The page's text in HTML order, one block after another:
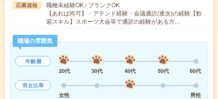
応募資格
職種未経験OK / ブランクOK
【あれば尚可】・アテンド経験・会議通訳(逐次)の経験【歓
迎スキル】スポーツ大会等で通訳の経験がある方…
職場の雰囲気
年齢層
20代
30代 40代 50代
60代
男女比率
女性
男性